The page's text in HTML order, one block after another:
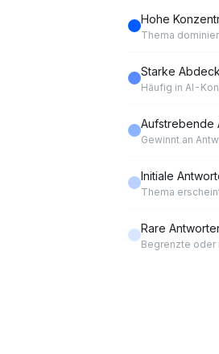
Hohe
Thema
Starke
Häufig in AI-
Aufstrebende
Gewinnt an
Initiale
Thema
Rare
Begrenzte